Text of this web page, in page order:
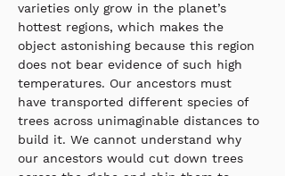
varieties only grow in the planet’s
hottest regions, which makes the
object astonishing because this region
does not bear evidence of such high
temperatures. Our ancestors must
have transported different species of
trees across unimaginable distances to
build it. We cannot understand why
our ancestors would cut down trees